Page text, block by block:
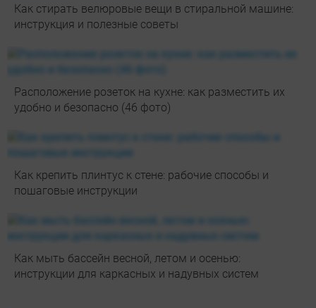
Как стирать велюровые вещи в стиральной машине:
инструкция и полезные советы
Расположение розеток на кухне: как разместить их
удобно и безопасно (46 фото)
Как крепить плинтус к стене: рабочие способы и
пошаговые инструкции
Как мыть бассейн весной, летом и осенью:
инструкции для каркасных и надувных систем